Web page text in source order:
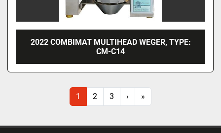
2022 COMBIMAT MULTIHEAD WEGER, TYPE:
CM-C14
1 2 3 › »